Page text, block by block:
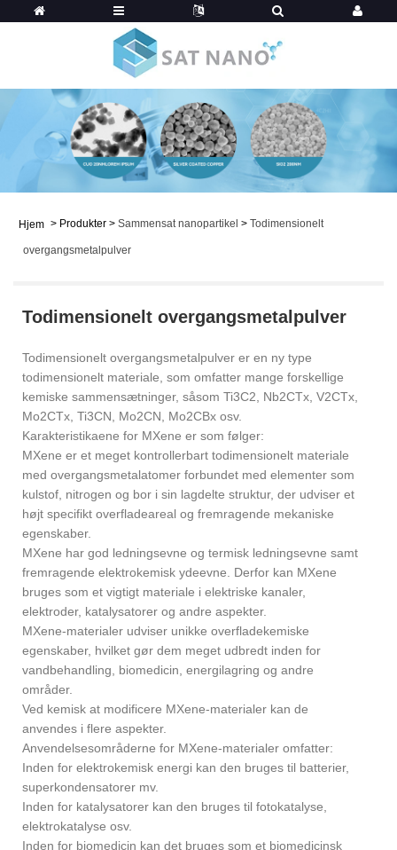
Hjem > Produkter > Sammensat nanopartikel > Todimensionelt
overgangsmetalpulver
Todimensionelt overgangsmetalpulver
Todimensionelt overgangsmetalpulver er en ny type
todimensionelt materiale, som omfatter mange forskellige
kemiske sammensætninger, såsom Ti3C2, Nb2CTx, V2CTx,
Mo2CTx, Ti3CN, Mo2CN, Mo2CBx osv.
Karakteristikaene for MXene er som følger:
MXene er et meget kontrollerbart todimensionelt materiale
med overgangsmetalatomer forbundet med elementer som
kulstof, nitrogen og bor i sin lagdelte struktur, der udviser et
højt specifikt overfladeareal og fremragende mekaniske
egenskaber.
MXene har god ledningsevne og termisk ledningsevne samt
fremragende elektrokemisk ydeevne. Derfor kan MXene
bruges som et vigtigt materiale i elektriske kanaler,
elektroder, katalysatorer og andre aspekter.
MXene-materialer udviser unikke overfladekemiske
egenskaber, hvilket gør dem meget udbredt inden for
vandbehandling, biomedicin, energilagring og andre
områder.
Ved kemisk at modificere MXene-materialer kan de
anvendes i flere aspekter.
Anvendelsesområderne for MXene-materialer omfatter:
Inden for elektrokemisk energi kan den bruges til batterier,
superkondensatorer mv.
Inden for katalysatorer kan den bruges til fotokatalyse,
elektrokatalyse osv.
Inden for biomedicin kan det bruges som et biomedicinsk